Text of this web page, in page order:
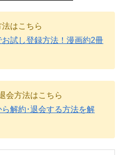
法はこちら
試し登録方法！漫画約2冊
会方法はこちら
解約･退会する方法を解